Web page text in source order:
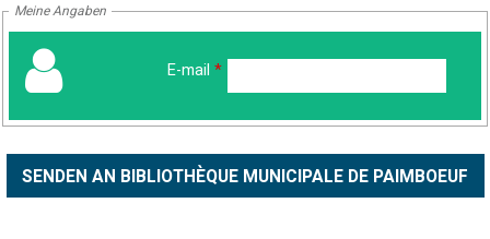
Meine Angaben
E-mail *